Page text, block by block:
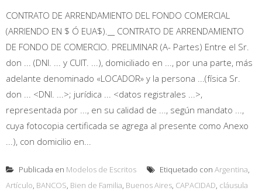
CONTRATO DE ARRENDAMIENTO DEL FONDO COMERCIAL
(ARRIENDO EN $ Ó EUA$).__ CONTRATO DE ARRENDAMIENTO
DE FONDO DE COMERCIO. PRELIMINAR (A- Partes) Entre el Sr.
don ... (DNI. ... y CUIT. ...), domiciliado en ..., por una parte, más
adelante denominado «LOCADOR» y la persona ...(física Sr.
don ... <DNI. ...>; jurídica ... <datos registrales ...>,
representada por ..., en su calidad de ..., según mandato ...,
cuya fotocopia certificada se agrega al presente como Anexo
...), con domicilio en...
Publicada en Modelos de Escritos Etiquetado con Argentina,
Artículo, BANCOS, Bien de Familia, Buenos Aires, CAPACIDAD, cláusula